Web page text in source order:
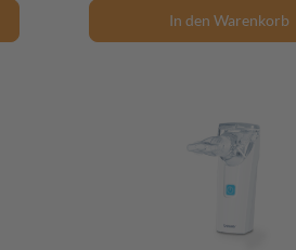
In den Warenkorb